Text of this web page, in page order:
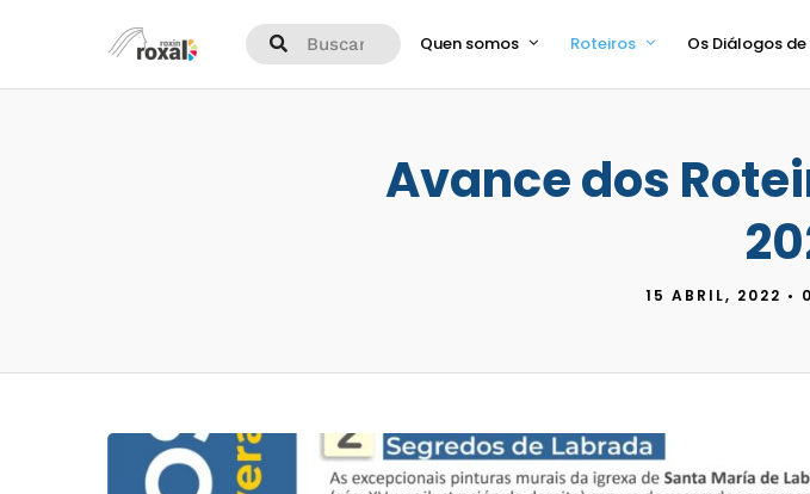
Quen somos Roteiros Os Diálogos
Avance dos
15 ABRIL, 2022 •